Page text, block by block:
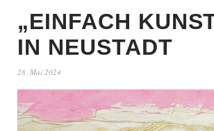
„EINFACH
IN NEUSTADT
28. Mai 2024